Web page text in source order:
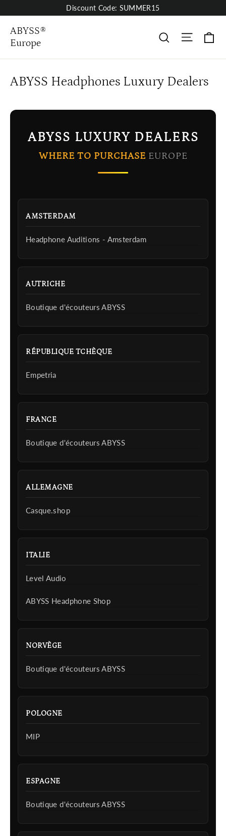
to
content
Discount Code: SUMMER15
ABYSS®
Europe
rechercher
Site
ABYSS Headphones Luxury Dealers
ABYSS LUXURY DEALERS
WHERE TO PURCHASE EUROPE
AMSTERDAM
Headphone Auditions - Amsterdam
AUTRICHE
Boutique d'écouteurs ABYSS
RÉPUBLIQUE TCHÈQUE
Empetria
FRANCE
Boutique d'écouteurs ABYSS
ALLEMAGNE
Casque.shop
ITALIE
Level Audio
ABYSS Headphone Shop
NORVÈGE
Boutique d'écouteurs ABYSS
POLOGNE
MIP
ESPAGNE
Boutique d'écouteurs ABYSS